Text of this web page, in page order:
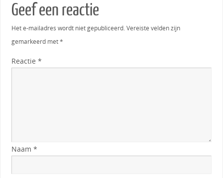
Geef een reactie
Het e-mailadres wordt niet gepubliceerd. Vereiste velden zijn
gemarkeerd met*
Reactie *
Naam *